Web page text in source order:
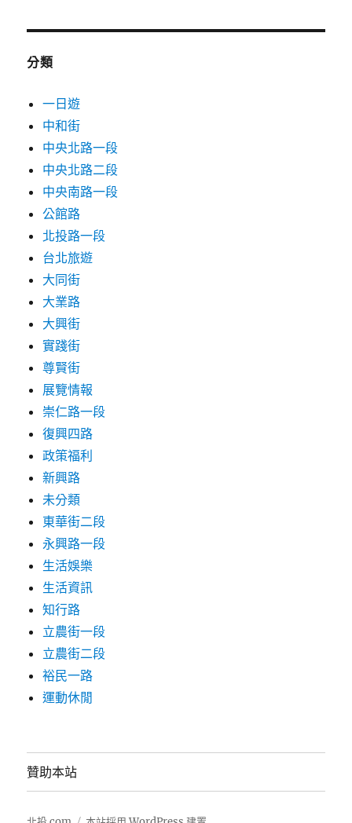
包〉
鍵
分類
一日遊
中和街
中央北路一段
中央北路二段
中央南路一段
公館路
北投路一段
台北旅遊
大同街
大業路
大興街
實踐街
尊賢街
展覽情報
崇仁路一段
復興四路
政策福利
新興路
未分類
東華街二段
永興路一段
生活娛樂
生活資訊
知行路
立農街一段
立農街二段
裕民一路
運動休閒
贊助本站